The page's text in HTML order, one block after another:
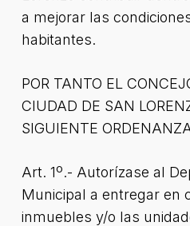
a mejorar las
habitantes.
POR TANTO EL
CIUDAD DE SAN
SIGUIENTE
Art. 1º.- Autorízase al
Municipal a entregar en
inmuebles y/o las